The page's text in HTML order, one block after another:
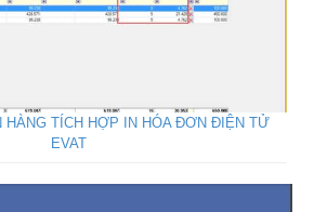
HÀNG TÍCH HỢP IN HÓA ĐƠN ĐIỆN TỬ
EVAT